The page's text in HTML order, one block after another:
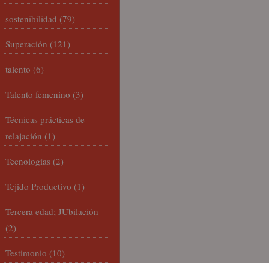
sostenibilidad (79)
Superación (121)
talento (6)
Talento femenino (3)
Técnicas prácticas de
relajación (1)
Tecnologías (2)
Tejido Productivo (1)
Tercera edad; JUbilación
(2)
Testimonio (10)